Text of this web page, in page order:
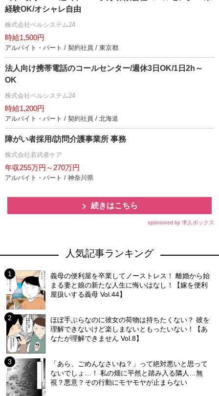
経験OK/オシャレ自由
株式会社ベルシステム24
時給1,500円
アルバイト・パート / 契約社員 / 東京都
法人向け携帯電話のコールセンター/週休3日OK/1日2h～
OK
株式会社ベルシステム24
時給1,200円
アルバイト・パート / 契約社員 / 北海道
障がい者採用/訪問介護事業所 事務
株式会社若武者ケア
年収255万円～270万円
アルバイト・パート / 神奈川県
続きはこちら
sponsored by 求人ボックス
人気記事ランキング
義母の便利屋を卒業してノーストレス！ 離婚から始
まる妻と娘の新たな人生に悔いはなし！【嫁を便利
屋扱いする義母 Vol.44】
ほぼ手ぶらなのに彼女の荷物は持ちたくない？ 彼を
理解できないけど楽しまないともったいない！【あ
なたが理解できません Vol.8】
「あら、ごめんなさいね？」って絶対悪いと思って
ないでしょ…！ 私の畑に平然と踏み入る隣人…無
視？悪意？その行動にモヤモヤが止まらない